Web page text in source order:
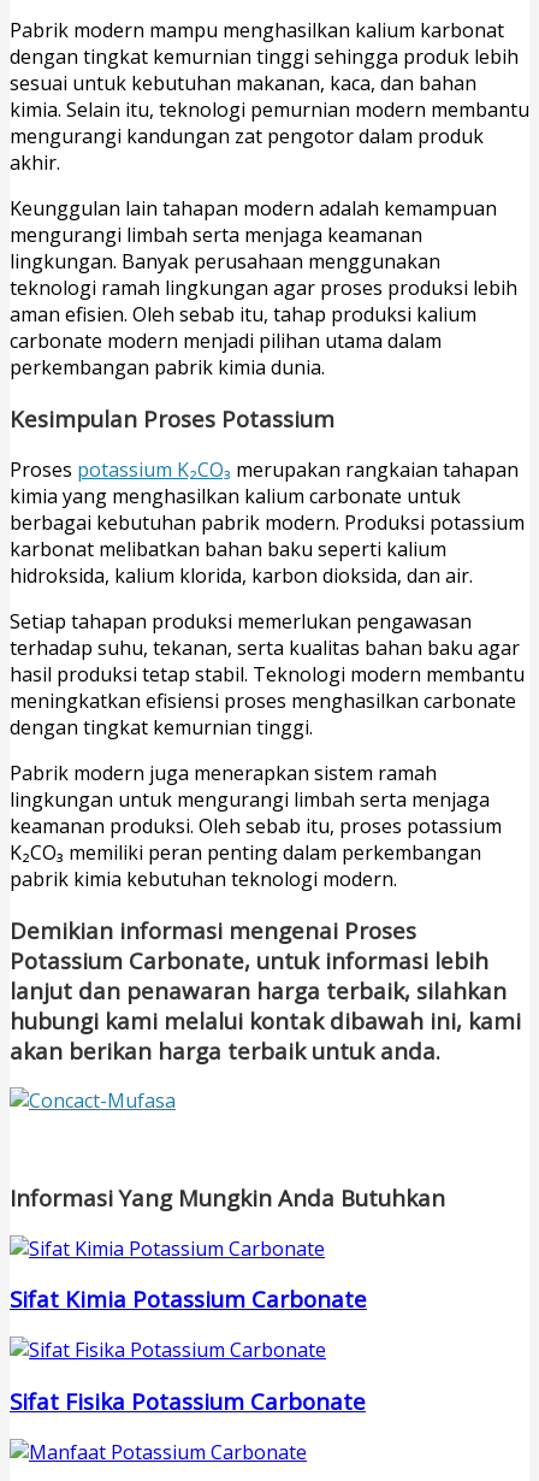
Pabrik modern mampu menghasilkan kalium karbonat
dengan tingkat kemurnian tinggi sehingga produk lebih
sesuai untuk kebutuhan makanan, kaca, dan bahan
kimia. Selain itu, teknologi pemurnian modern membantu
mengurangi kandungan zat pengotor dalam produk
akhir.
Keunggulan lain tahapan modern adalah kemampuan
mengurangi limbah serta menjaga keamanan
lingkungan. Banyak perusahaan menggunakan
teknologi ramah lingkungan agar proses produksi lebih
aman efisien. Oleh sebab itu, tahap produksi kalium
carbonate modern menjadi pilihan utama dalam
perkembangan pabrik kimia dunia.
Kesimpulan Proses Potassium
Proses potassium K₂CO₃ merupakan rangkaian tahapan
kimia yang menghasilkan kalium carbonate untuk
berbagai kebutuhan pabrik modern. Produksi potassium
karbonat melibatkan bahan baku seperti kalium
hidroksida, kalium klorida, karbon dioksida, dan air.
Setiap tahapan produksi memerlukan pengawasan
terhadap suhu, tekanan, serta kualitas bahan baku agar
hasil produksi tetap stabil. Teknologi modern membantu
meningkatkan efisiensi proses menghasilkan carbonate
dengan tingkat kemurnian tinggi.
Pabrik modern juga menerapkan sistem ramah
lingkungan untuk mengurangi limbah serta menjaga
keamanan produksi. Oleh sebab itu, proses potassium
K₂CO₃ memiliki peran penting dalam perkembangan
pabrik kimia kebutuhan teknologi modern.
Demikian informasi mengenai Proses
Potassium Carbonate, untuk informasi lebih
lanjut dan penawaran harga terbaik, silahkan
hubungi kami melalui kontak dibawah ini, kami
akan berikan harga terbaik untuk anda.
Informasi Yang Mungkin Anda Butuhkan
Sifat Kimia Potassium Carbonate
Sifat Fisika Potassium Carbonate